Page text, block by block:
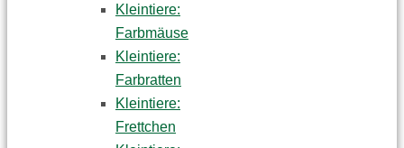
Kleintiere:
Farbmäuse
Kleintiere:
Farbratten
Kleintiere:
Frettchen